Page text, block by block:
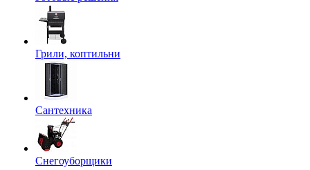
Грили, коптильни
Сантехника
Снегоуборщики